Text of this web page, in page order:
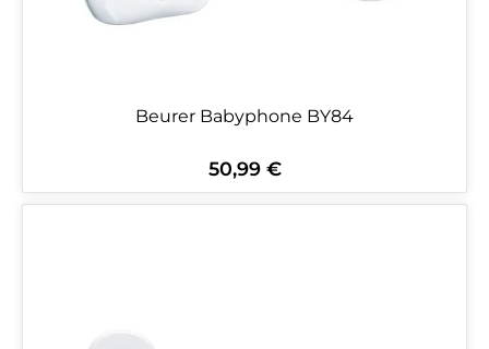
Beurer Babyphone BY84
Regulärer Preis:
50,99 €